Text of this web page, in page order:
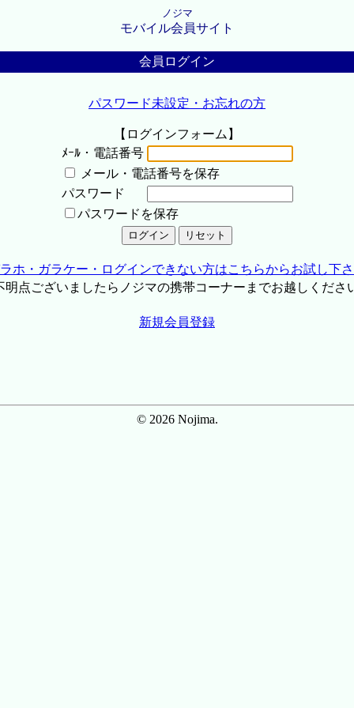
ノジマ
モバイル会員サイト
会員ログイン
パスワード未設定・お忘れの方
【ログインフォーム】
ﾒｰﾙ・電話番号
メール・電話番号を保存
パスワード
パスワードを保存
ホ・ガラケー・ログインできない方はこちらからお試し下
点ございましたらノジマの携帯コーナーまでお越しくださ
新規会員登録
© 2026 Nojima.